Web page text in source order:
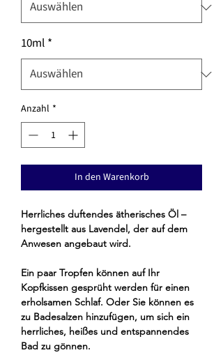
10ml *
Anzahl *
In den Warenkorb
Herrliches duftendes ätherisches Öl –
hergestellt aus Lavendel, der auf dem
Anwesen angebaut wird.
Ein paar Tropfen können auf Ihr
Kopfkissen gesprüht werden für einen
erholsamen Schlaf. Oder Sie können es
zu Badesalzen hinzufügen, um sich ein
herrliches, heißes und entspannendes
Bad zu gönnen.